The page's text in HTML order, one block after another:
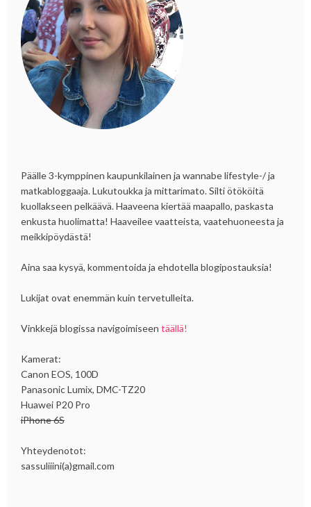
Päälle 3-kymppinen kaupunkilainen ja wannabe lifestyle-/ ja
matkabloggaaja. Lukutoukka ja mittarimato. Silti ötököitä
kuollakseen pelkäävä. Haaveena kiertää maapallo, paskasta
enkusta huolimatta! Haaveilee vaatteista, vaatehuoneesta ja
meikkipöydästä!
Aina saa kysyä, kommentoida ja ehdotella blogipostauksia!
Lukijat ovat enemmän kuin tervetulleita.
Vinkkejä blogissa navigoimiseen täällä!
Kamerat:
Canon EOS, 100D
Panasonic Lumix, DMC-TZ20
Huawei P20 Pro
iPhone 6S
Yhteydenotot:
sassuliiini(a)gmail.com